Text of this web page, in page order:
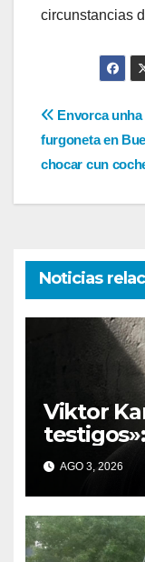
circunstancias
de
Envorca unha
furgoneta en
chocar cun
Noticias
Viktor
Bueu
AGO 3, 2026